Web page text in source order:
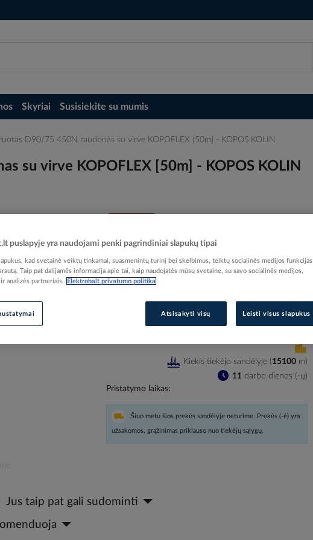
Skyriai Susisiekite su mumis
D90/75 450N raudonas su virve KOPOFLEX [50m] - KOPOS KOLIN
su virve KOPOFLEX [50m] - KOPOS KOLIN
Elektrobalt prekės kodas
Gamintojo prekės kodas
KF 09090_BA
Įtraukti į palyginimą
Pristatymo laikas
11 darbo dienos (-ų)
Kiekis tiekėjo sandėlyje (15100 m)
Šiuo metu šios prekės sandėlyje neturime. Prekės (-ė) yra
užsakomos, grąžinimas priklauso nuo tiekėjų sąlygų.
Jus taip pat gali sudominti
puslapyje yra naudojami penki pagrindiniai slapukų tipai
kad svetainė veiktų tinkamai, suasmenintų turinį bei skelbimus, teiktų socialinės medijos funkcijas
Taip pat dalijamės informacija apie tai, kaip naudojatės mūsų svetaine, su savo socialinės medijos,
analizės partneriais.
Elektrobalt privatumo politika
Atsisakyti visų Leisti visus slapukus